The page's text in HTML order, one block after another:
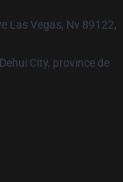
Las Vegas, Nv 89122,
City, province de